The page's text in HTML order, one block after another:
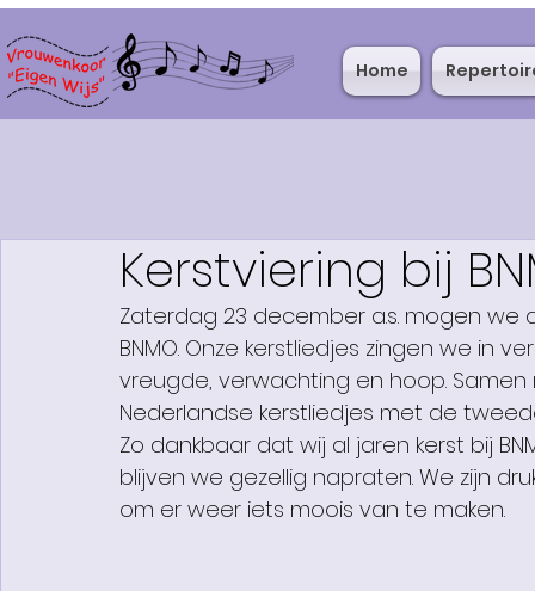
Home
Kerstviering bij
Zaterdag 23 december a.s. mogen
BNMO. Onze kerstliedjes zingen we in
vreugde, verwachting en hoop.
Nederlandse kerstliedjes met de
Zo dankbaar dat wij al jaren kerst bij
blijven we gezellig napraten. We zijn
om er weer iets moois van te maken.